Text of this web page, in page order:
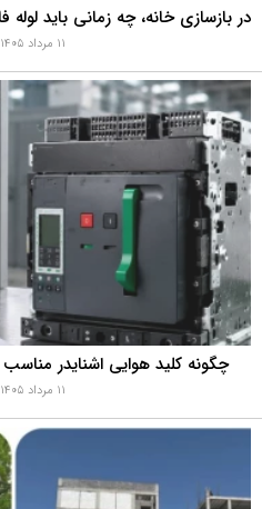
چگونه کلید هوایی اشنایدر مناسب